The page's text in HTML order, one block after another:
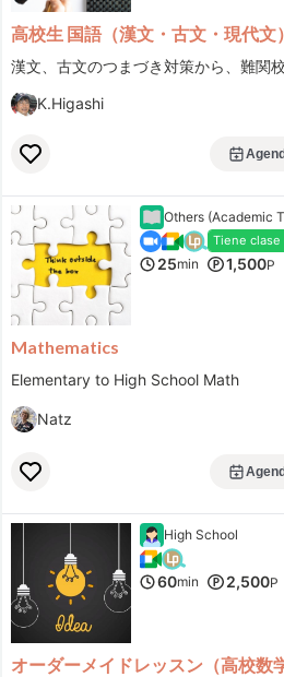
高校生 国語（漢文・古文・現代文）
K.Higashi
Mathematics
Elementary to High School Math
Others (Academic
Tiene
25min 1,500P
Natz
オーダーメイドレッスン（高校数
High School
60min 2,500P